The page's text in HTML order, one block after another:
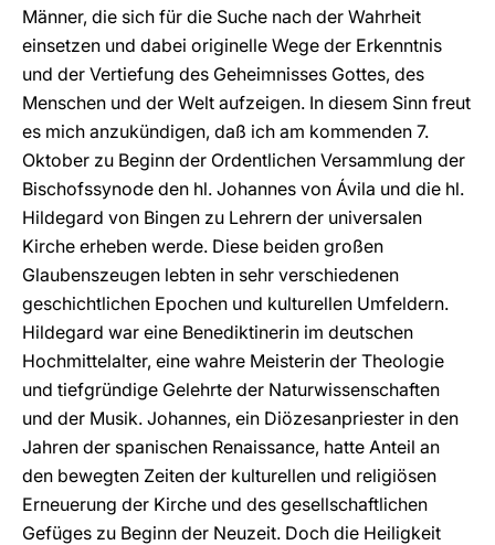
Männer, die sich für die Suche nach der Wahrheit
einsetzen und dabei originelle Wege der Erkenntnis
und der Vertiefung des Geheimnisses Gottes, des
Menschen und der Welt aufzeigen. In diesem Sinn freut
es mich anzukündigen, daß ich am kommenden 7.
Oktober zu Beginn der Ordentlichen Versammlung der
Bischofssynode den hl. Johannes von Ávila und die hl.
Hildegard von Bingen zu Lehrern der universalen
Kirche erheben werde. Diese beiden großen
Glaubenszeugen lebten in sehr verschiedenen
geschichtlichen Epochen und kulturellen Umfeldern.
Hildegard war eine Benediktinerin im deutschen
Hochmittelalter, eine wahre Meisterin der Theologie
und tiefgründige Gelehrte der Naturwissenschaften
und der Musik. Johannes, ein Diözesanpriester in den
Jahren der spanischen Renaissance, hatte Anteil an
den bewegten Zeiten der kulturellen und religiösen
Erneuerung der Kirche und des gesellschaftlichen
Gefüges zu Beginn der Neuzeit. Doch die Heiligkeit